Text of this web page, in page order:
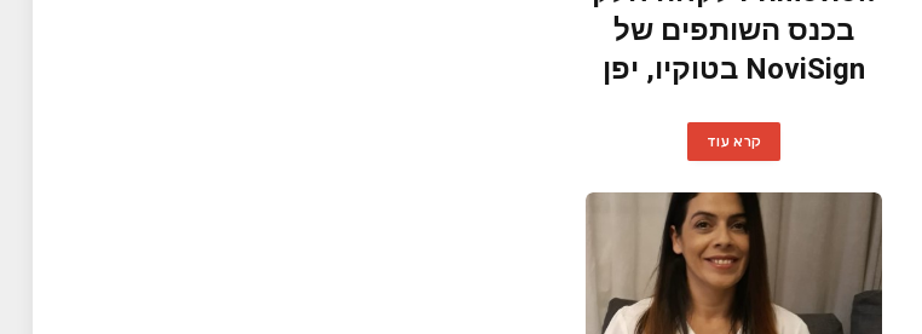
בכנס השותפים של
NoviSign בטוקיו, יפן
קרא עוד